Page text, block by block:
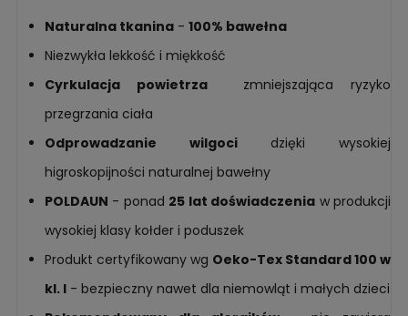
Naturalna tkanina - 100% bawełna
Niezwykła lekkość i miękkość
Cyrkulacja powietrza zmniejszająca ryzyko
przegrzania ciała
Odprowadzanie wilgocidzięki wysokiej
higroskopijności naturalnej bawełny
POLDAUN - ponad 25 lat doświadczenia w produkcji
wysokiej klasy kołder i poduszek
Produkt certyfikowany wg Oeko-Tex Standard 100 w
kl. I - bezpieczny nawet dla niemowląt i małych dzieci